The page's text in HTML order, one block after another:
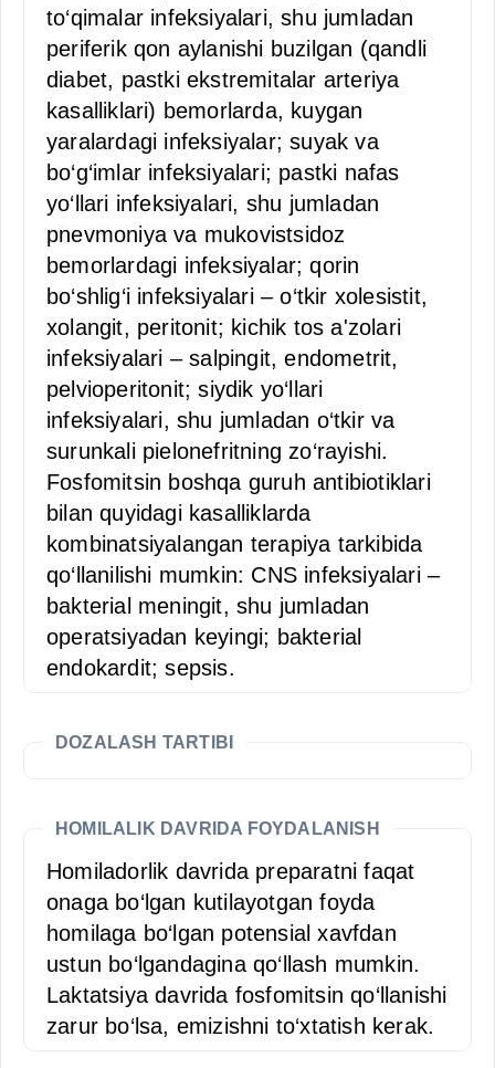
to‘qimalar infeksiyalari, shu jumladan
periferik qon aylanishi buzilgan (qandli
diabet, pastki ekstremitalar arteriya
kasalliklari) bemorlarda, kuygan
yaralardagi infeksiyalar; suyak va
bo‘g‘imlar infeksiyalari; pastki nafas
yo‘llari infeksiyalari, shu jumladan
pnevmoniya va mukovistsidoz
bemorlardagi infeksiyalar; qorin
bo‘shlig‘i infeksiyalari – o‘tkir xolesistit,
xolangit, peritonit; kichik tos a'zolari
infeksiyalari – salpingit, endometrit,
pelvioperitonit; siydik yo‘llari
infeksiyalari, shu jumladan o‘tkir va
surunkali pielonefritning zo‘rayishi.
Fosfomitsin boshqa guruh antibiotiklari
bilan quyidagi kasalliklarda
kombinatsiyalangan terapiya tarkibida
qo‘llanilishi mumkin: CNS infeksiyalari –
bakterial meningit, shu jumladan
operatsiyadan keyingi; bakterial
endokardit; sepsis.
DOZALASH TARTIBI
HOMILALIK DAVRIDA FOYDALANISH
Homiladorlik davrida preparatni faqat
onaga bo‘lgan kutilayotgan foyda
homilaga bo‘lgan potensial xavfdan
ustun bo‘lgandagina qo‘llash mumkin.
Laktatsiya davrida fosfomitsin qo‘llanishi
zarur bo‘lsa, emizishni to‘xtatish kerak.